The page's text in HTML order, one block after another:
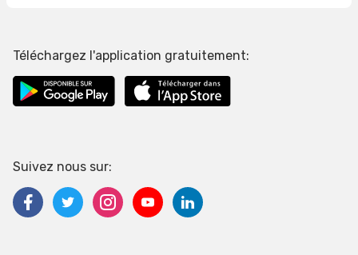
Téléchargez l'application gratuitement:
Suivez nous sur: